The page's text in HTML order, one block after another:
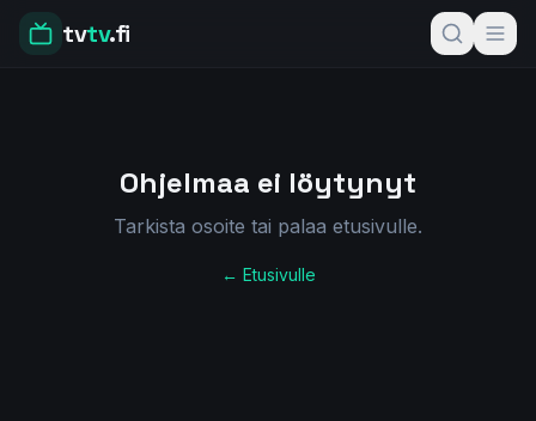
tvtv.fi
Ohjelmaa ei löytynyt
Tarkista osoite tai palaa etusivulle.
← Etusivulle